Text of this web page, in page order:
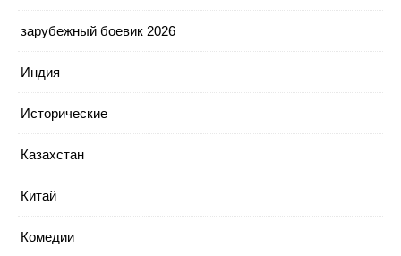
зарубежный боевик 2026
Индия
Исторические
Казахстан
Китай
Комедии